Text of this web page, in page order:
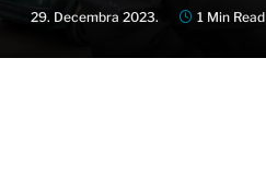
29. Decembra 2023. 1 Min Read